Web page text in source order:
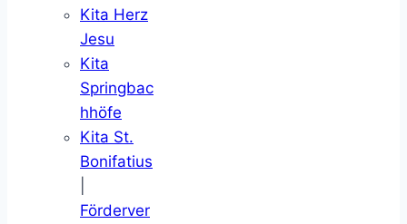
Kita Herz
Jesu
Kita
Springbac
hhöfe
Kita St.
Bonifatius
Förderver